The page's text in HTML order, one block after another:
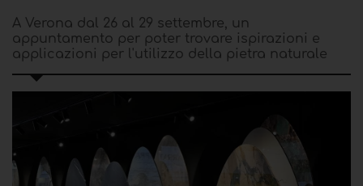
A Verona dal 26 al 29 settembre, un
appuntamento per poter trovare ispirazioni e
applicazioni per l'utilizzo della pietra naturale